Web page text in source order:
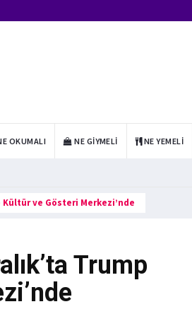
OKUMALI NE GIYMELI NE YEMELI
Kültür ve Gösteri Merkezi’nde
Trump